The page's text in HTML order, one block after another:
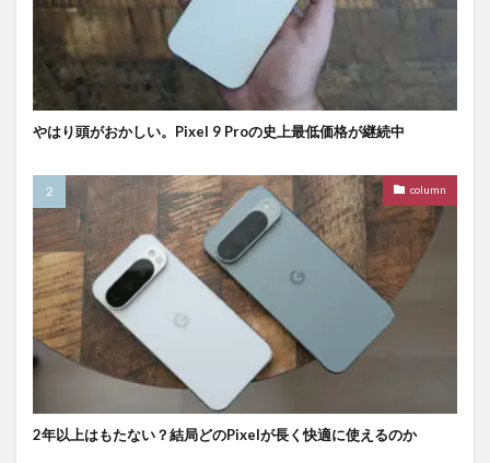
やはり頭がおかしい。Pixel 9 Proの史上最低価格が継続中
column
2年以上はもたない？結局どのPixelが長く快適に使えるのか